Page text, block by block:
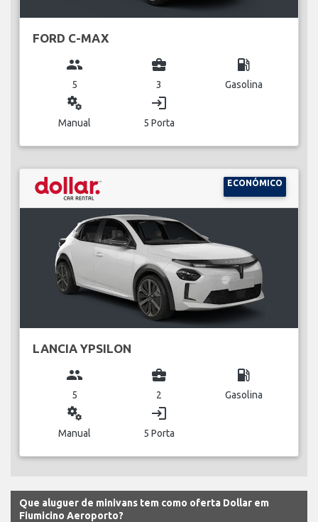
FORD C-MAX
group
5
business_center
3
local_gas_station
Gasolina
miscellaneous_services
Manual
login
5 Porta
ECONÓMICO
LANCIA YPSILON
group
5
business_center
2
local_gas_station
Gasolina
miscellaneous_services
Manual
login
5 Porta
Que aluguer de minivans tem como oferta Dollar em
Fiumicino Aeroporto?